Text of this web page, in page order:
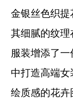
金银丝色织提
其细腻的纹
服装增添了
中打造高端
绘质感的花